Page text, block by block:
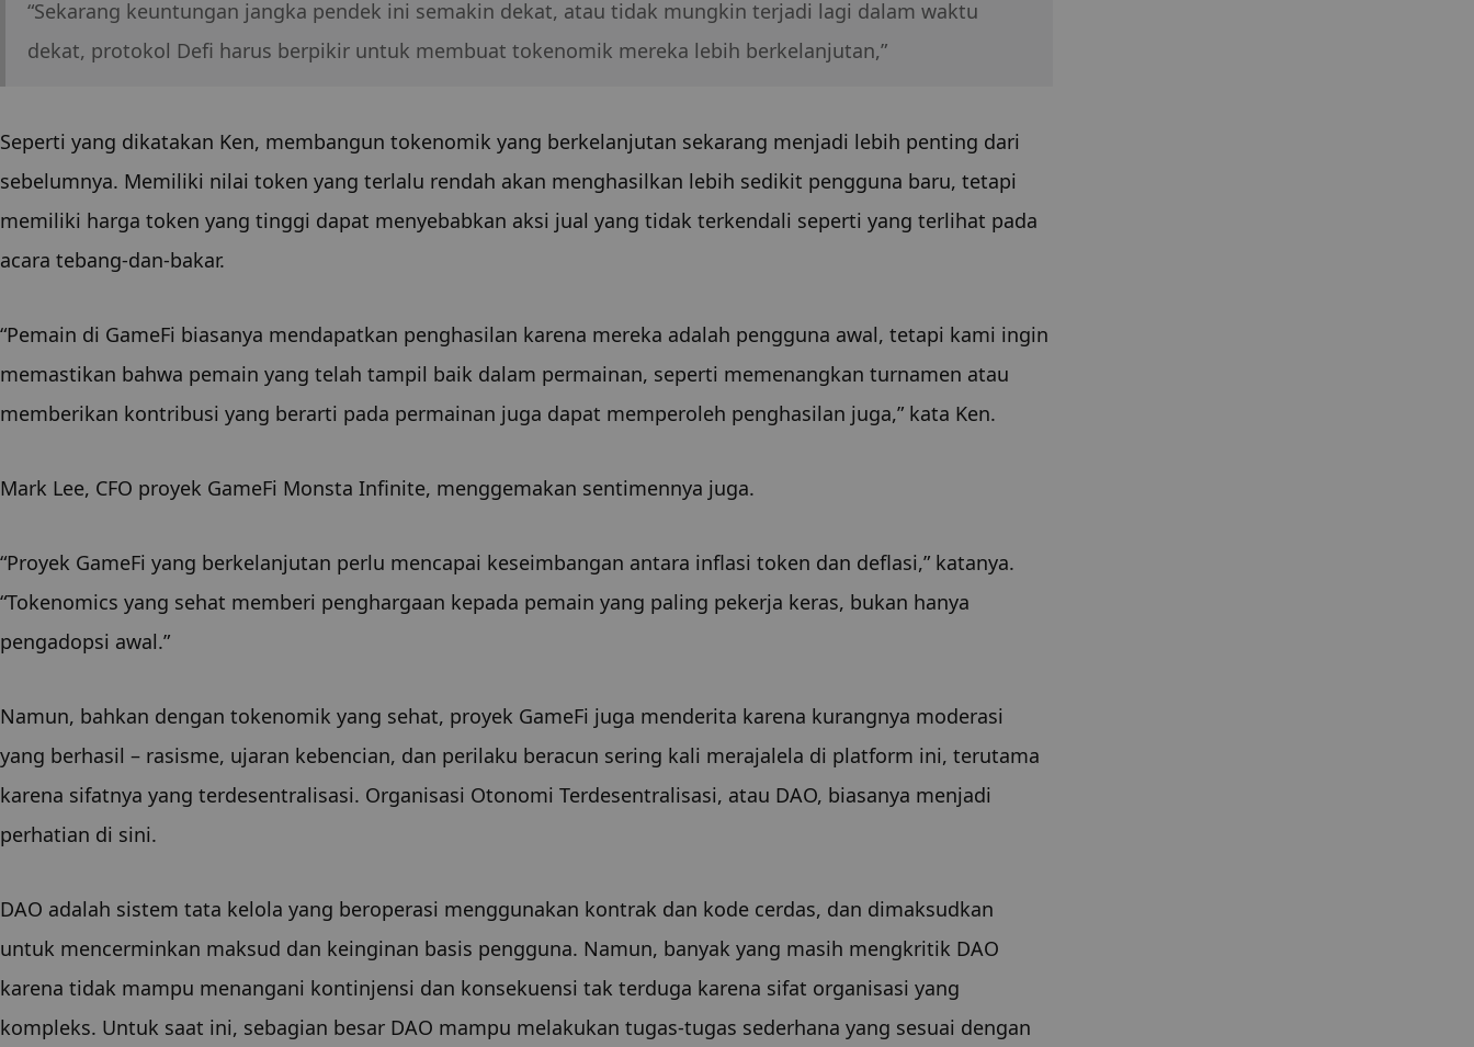
“Sekarang keuntungan jangka pendek ini semakin dekat, atau tidak mungkin terjadi lagi dalam waktu
dekat, protokol Defi harus berpikir untuk membuat tokenomik mereka lebih berkelanjutan,”
Seperti yang dikatakan Ken, membangun tokenomik yang berkelanjutan sekarang menjadi lebih penting dari
sebelumnya. Memiliki nilai token yang terlalu rendah akan menghasilkan lebih sedikit pengguna baru, tetapi
memiliki harga token yang tinggi dapat menyebabkan aksi jual yang tidak terkendali seperti yang terlihat pada
acara tebang-dan-bakar.
“Pemain di GameFi biasanya mendapatkan penghasilan karena mereka adalah pengguna awal, tetapi kami ingin
memastikan bahwa pemain yang telah tampil baik dalam permainan, seperti memenangkan turnamen atau
memberikan kontribusi yang berarti pada permainan juga dapat memperoleh penghasilan juga,” kata Ken.
Mark Lee, CFO proyek GameFi Monsta Infinite, menggemakan sentimennya juga.
“Proyek GameFi yang berkelanjutan perlu mencapai keseimbangan antara inflasi token dan deflasi,” katanya.
“Tokenomics yang sehat memberi penghargaan kepada pemain yang paling pekerja keras, bukan hanya
pengadopsi awal.”
Namun, bahkan dengan tokenomik yang sehat, proyek GameFi juga menderita karena kurangnya moderasi
yang berhasil – rasisme, ujaran kebencian, dan perilaku beracun sering kali merajalela di platform ini, terutama
karena sifatnya yang terdesentralisasi. Organisasi Otonomi Terdesentralisasi, atau DAO, biasanya menjadi
perhatian di sini.
DAO adalah sistem tata kelola yang beroperasi menggunakan kontrak dan kode cerdas, dan dimaksudkan
untuk mencerminkan maksud dan keinginan basis pengguna. Namun, banyak yang masih mengkritik DAO
karena tidak mampu menangani kontinjensi dan konsekuensi tak terduga karena sifat organisasi yang
kompleks. Untuk saat ini, sebagian besar DAO mampu melakukan tugas-tugas sederhana yang sesuai dengan